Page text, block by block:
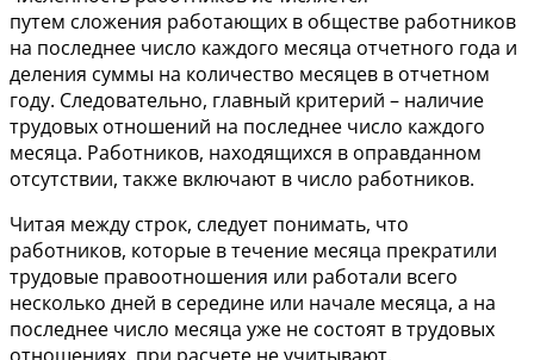
путем сложения работающих в обществе работников
на последнее число каждого месяца отчетного года и
деления суммы на количество месяцев в отчетном
году. Следовательно, главный критерий – наличие
трудовых отношений на последнее число каждого
месяца. Работников, находящихся в оправданном
отсутствии, также включают в число работников.
Читая между строк, следует понимать, что
работников, которые в течение месяца прекратили
трудовые правоотношения или работали всего
несколько дней в середине или начале месяца, а на
последнее число месяца уже не состоят в трудовых